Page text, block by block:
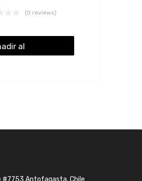
(0 reviews)
al
#7753 Antofagasta, Chile